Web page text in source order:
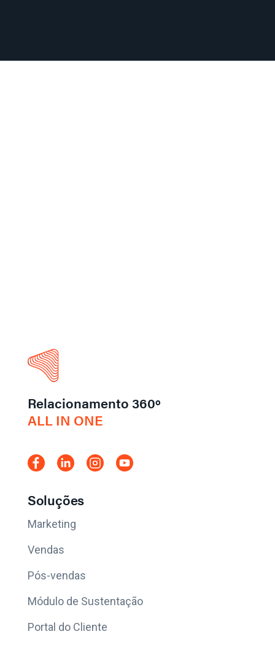
Relacionamento 360º
ALL IN ONE
Soluções
Marketing
Vendas
Pós-vendas
Módulo de Sustentação
Portal do Cliente